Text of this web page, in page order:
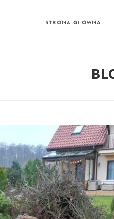
STRONA GŁÓWNA